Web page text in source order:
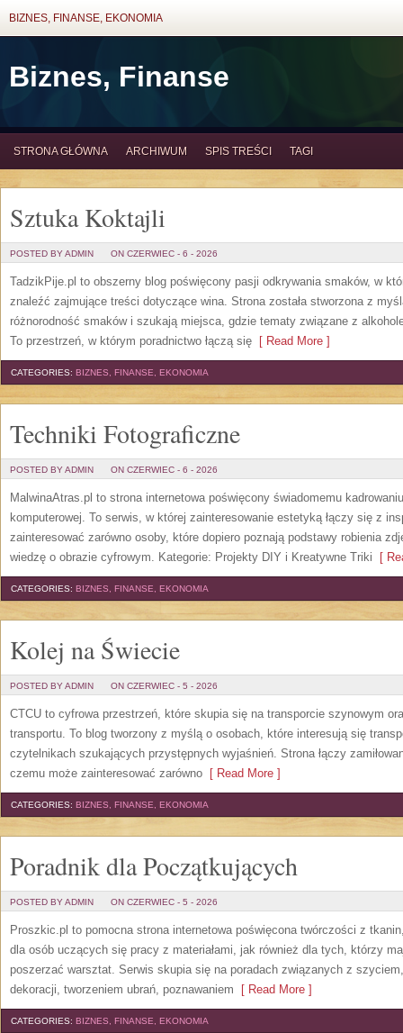
BIZNES, FINANSE, EKONOMIA
Biznes, Finanse
STRONA GŁÓWNA ARCHIWUM SPIS TREŚCI TAGI
Sztuka Koktajli
POSTED BY ADMIN ON CZERWIEC - 6 - 2026
TadzikPije.pl to obszerny blog poświęcony pasji odkrywania smaków, w
znaleźć zajmujące treści dotyczące wina. Strona została stworzona z
różnorodność smaków i szukają miejsca, gdzie tematy związane z
To przestrzeń, w którym poradnictwo łączą się [ Read More ]
CATEGORIES: BIZNES, FINANSE, EKONOMIA
Techniki Fotograficzne
POSTED BY ADMIN ON CZERWIEC - 6 - 2026
MalwinaAtras.pl to strona internetowa poświęcony świadomemu
komputerowej. To serwis, w której zainteresowanie estetyką łączy się z
zainteresować zarówno osoby, które dopiero poznają podstawy robienia
wiedzę o obrazie cyfrowym. Kategorie: Projekty DIY i Kreatywne Triki [
CATEGORIES: BIZNES, FINANSE, EKONOMIA
Kolej na Świecie
POSTED BY ADMIN ON CZERWIEC - 5 - 2026
CTCU to cyfrowa przestrzeń, które skupia się na transporcie szynowym
transportu. To blog tworzony z myślą o osobach, które interesują się
czytelnikach szukających przystępnych wyjaśnień. Strona łączy
czemu może zainteresować zarówno [ Read More ]
CATEGORIES: BIZNES, FINANSE, EKONOMIA
Poradnik dla Początkujących
POSTED BY ADMIN ON CZERWIEC - 5 - 2026
Proszkic.pl to pomocna strona internetowa poświęcona twórczości z
dla osób uczących się pracy z materiałami, jak również dla tych, którzy
poszerzać warsztat. Serwis skupia się na poradach związanych z
dekoracji, tworzeniem ubrań, poznawaniem [ Read More ]
CATEGORIES: BIZNES, FINANSE, EKONOMIA